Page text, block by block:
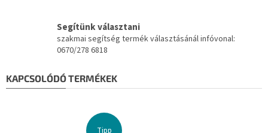
Segítünk választani
szakmai segítség termék választásánál infóvonal:
0670/278 6818
KAPCSOLÓDÓ TERMÉKEK
Tipp